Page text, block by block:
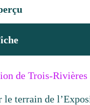
de Trois-Rivières
le terrain de